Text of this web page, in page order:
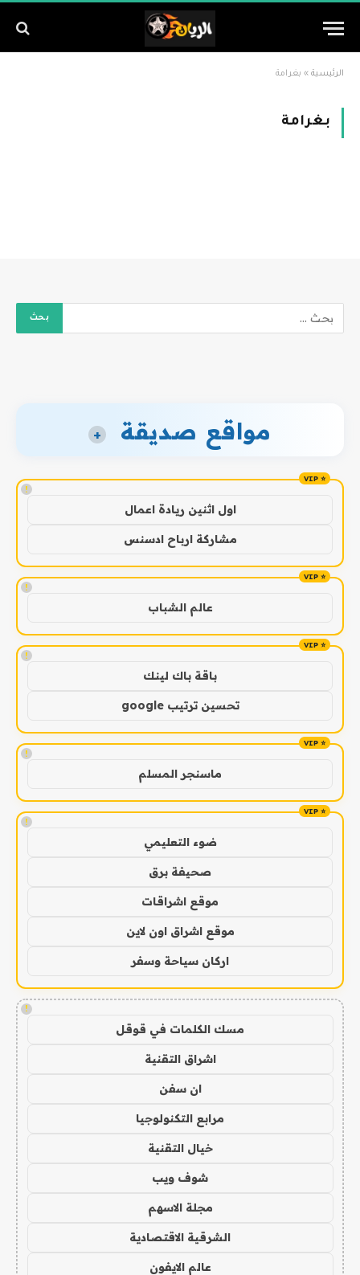
الرئيسية » بغرامة
بغرامة
مواقع صديقة +
!
اول اثنين ريادة اعمال
مشاركة ارباح ادسنس
!
عالم الشباب
!
باقة باك لينك
تحسين ترتيب google
!
ماسنجر المسلم
!
ضوء التعليمي
صحيفة برق
موقع اشراقات
موقع اشراق اون لاين
اركان سياحة وسفر
!
مسك الكلمات في قوقل
اشراق التقنية
ان سفن
مرابع التكنولوجيا
خيال التقنية
شوف ويب
مجلة الاسهم
الشرقية الاقتصادية
عالم الايفون